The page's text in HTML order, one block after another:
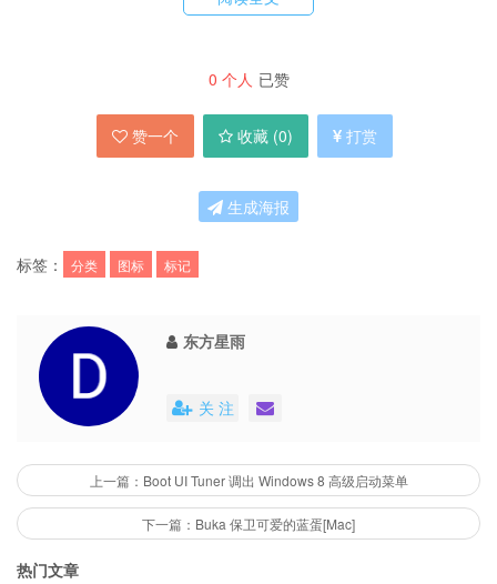
0 个人 已赞
赞一个 收藏 (0) 打赏
生成海报
标签： 分类 图标 标记
东方星雨
关 注
上一篇：Boot UI Tuner 调出 Windows 8 高级启动菜单
下一篇：Buka 保卫可爱的蓝蛋[Mac]
热门文章